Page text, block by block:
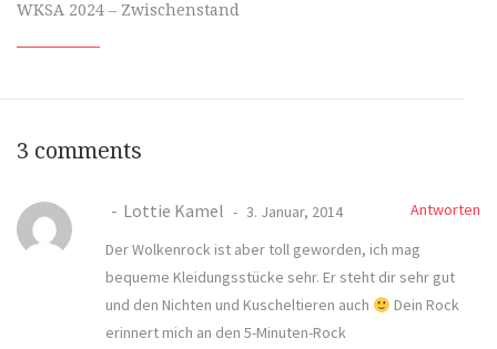
WKSA 2024 – Zwischenstand
3 comments
Lottie Kamel 3. Januar, 2014
Antworten
Der Wolkenrock ist aber toll geworden, ich mag
bequeme Kleidungsstücke sehr. Er steht dir sehr gut
und den Nichten und Kuscheltieren auch
Dein Rock
erinnert mich an den 5-Minuten-Rock